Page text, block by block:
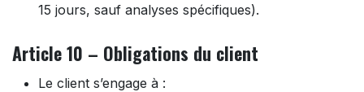
15 jours, sauf analyses spécifiques).
Article 10 – Obligations du client
Le client s’engage à :